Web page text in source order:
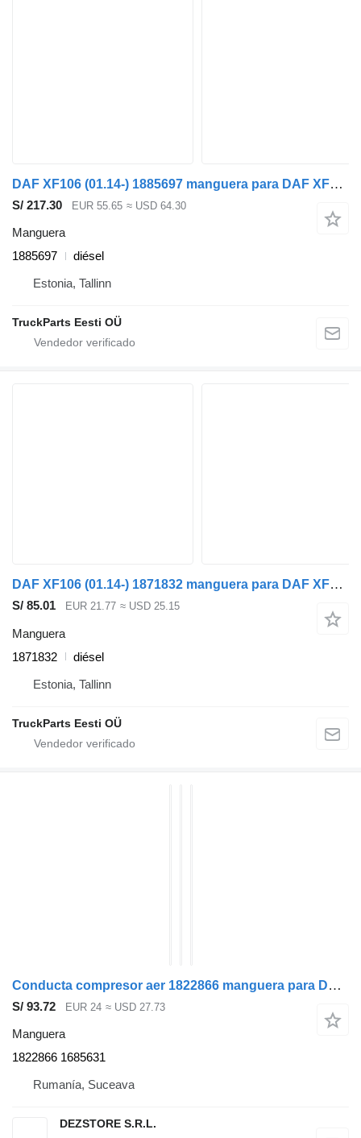
DAF XF106 (01.14-) 1885697 manguera para DAF XF106 (2014-) cabeza tractora
S/ 217.30 EUR 55.65 ≈ USD 64.30
Manguera
1885697
diésel
Estonia, Tallinn
TruckParts Eesti OÜ
DAF XF106 (01.14-) 1871832 manguera para DAF XF106 (2014-) cabeza tractora
S/ 85.01 EUR 21.77 ≈ USD 25.15
Manguera
1871832
diésel
Estonia, Tallinn
TruckParts Eesti OÜ
Conducta compresor aer 1822866 manguera para DAF XF105 cabeza tractora
S/ 93.72 EUR 24 ≈ USD 27.73
Manguera
1822866 1685631
Rumanía, Suceava
DEZSTORE S.R.L.